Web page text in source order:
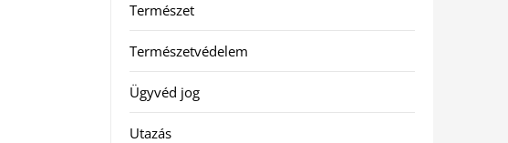
Természet
Természetvédelem
Ügyvéd jog
Utazás